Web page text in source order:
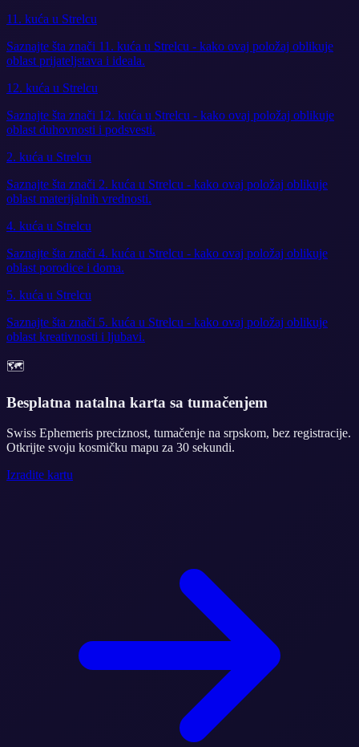
11. kuća u Strelcu
Saznajte šta znači 11. kuća u Strelcu - kako ovaj položaj oblikuje
oblast prijateljstava i ideala.
12. kuća u Strelcu
Saznajte šta znači 12. kuća u Strelcu - kako ovaj položaj oblikuje
oblast duhovnosti i podsvesti.
2. kuća u Strelcu
Saznajte šta znači 2. kuća u Strelcu - kako ovaj položaj oblikuje
oblast materijalnih vrednosti.
4. kuća u Strelcu
Saznajte šta znači 4. kuća u Strelcu - kako ovaj položaj oblikuje
oblast porodice i doma.
5. kuća u Strelcu
Saznajte šta znači 5. kuća u Strelcu - kako ovaj položaj oblikuje
oblast kreativnosti i ljubavi.
🗺️
Besplatna natalna karta sa tumačenjem
Swiss Ephemeris preciznost, tumačenje na srpskom, bez registracije.
Otkrijte svoju kosmičku mapu za 30 sekundi.
Izradite kartu